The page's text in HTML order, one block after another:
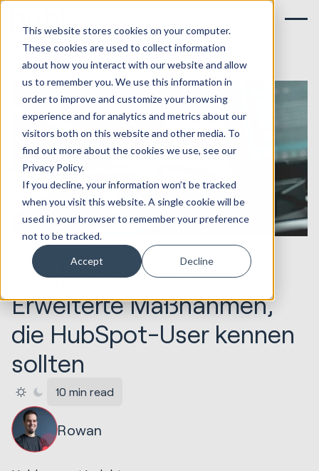
This website stores cookies on your computer.
These cookies are used to collect information
about how you interact with our website and allow
us to remember you. We use this information in
order to improve and customize your browsing
experience and for analytics and metrics about our
visitors both on this website and other media. To
find out more about the cookies we use, see our
Privacy Policy.
If you decline, your information won’t be tracked
when you visit this website. A single cookie will be
used in your browser to remember your preference
not to be tracked.
Accept Decline
18.03.2024 HubSpot Implementations
CRM-Sicherheit:
Erweiterte Maßnahmen,
die HubSpot-User kennen
sollten
10 min read
Rowan